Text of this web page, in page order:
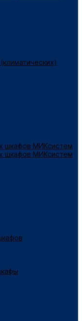
шкафов МИКсистем
шкафов МИКсистем